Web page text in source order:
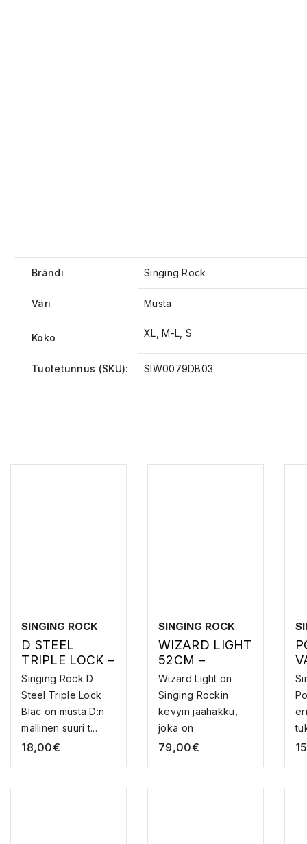
Brändi Singing Rock
Väri Musta
Koko XL, M-L, S
Tuotetunnus (SKU): SIW0079DB03
SINGING ROCK
D STEEL
TRIPLE LOCK –
TERÄS
SULKURENGA
S
Singing Rock D
Steel Triple Lock
Blac on musta D:n
mallinen suuri t...
18,00€
SINGING ROCK
WIZARD LIGHT
52CM –
JÄÄHAKKU
Wizard Light on
Singing Rockin
kevyin jäähakku,
joka on
suunniteltu...
79,00€